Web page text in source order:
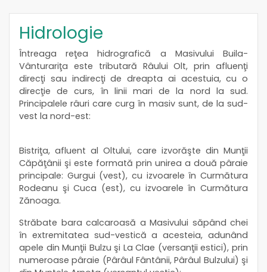
Hidrologie
Întreaga reţea hidrografică a Masivului Buila-
Vânturariţa este tributară Râului Olt, prin afluenţi
direcţi sau indirecţi de dreapta ai acestuia, cu o
direcţie de curs, în linii mari de la nord la sud.
Principalele râuri care curg în masiv sunt, de la sud-
vest la nord-est:
Bistriţa, afluent al Oltului, care izvorăşte din Munţii
Căpăţânii şi este formată prin unirea a două pâraie
principale: Gurgui (vest), cu izvoarele în Curmătura
Rodeanu şi Cuca (est), cu izvoarele în Curmătura
Zănoaga.
Străbate bara calcaroasă a Masivului săpând chei
în extremitatea sud-vestică a acesteia, adunând
apele din Munţii Bulzu şi La Clae (versanţii estici), prin
numeroase pâraie (Pârâul Fântânii, Pârâul Bulzului) şi